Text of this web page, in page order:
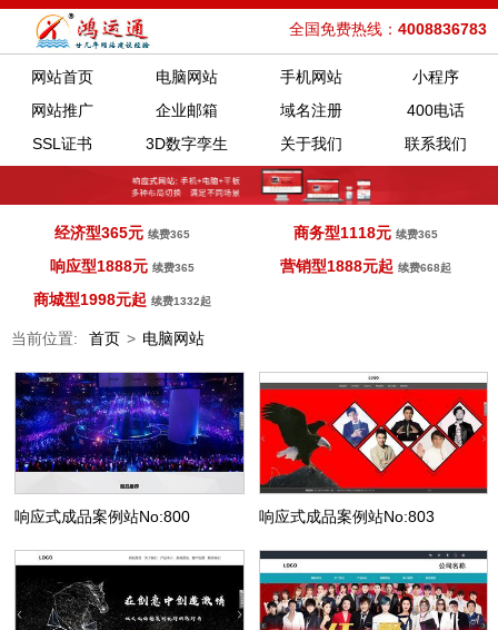
全国免费热线： 4008836783
网站首页 电脑网站 手机网站
小程序
网站推广
企业邮箱 域名注册
400电话
SSL证书
3D数字孪生 关于我们 联系我们
经济型365元 续费365 商务型1118元续费365
响应型1888元 续费365 营销型1888元起续费668起
商城型1998元起 续费1332起
当前位置: 首页 > 电脑网站
响应式成品案例站No:800 响应式成品案例站No:803